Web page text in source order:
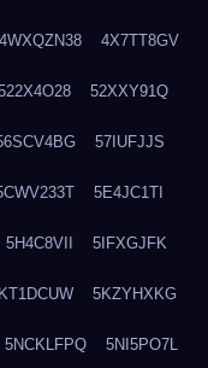
4WXQZN38 4X7TT8GV
52XXY91Q
57IUFJJS
5E4JC1TI
5H4C8VII 5IFXGJFK
5KZYHXKG
5NCKLFPQ 5NI5PO7L